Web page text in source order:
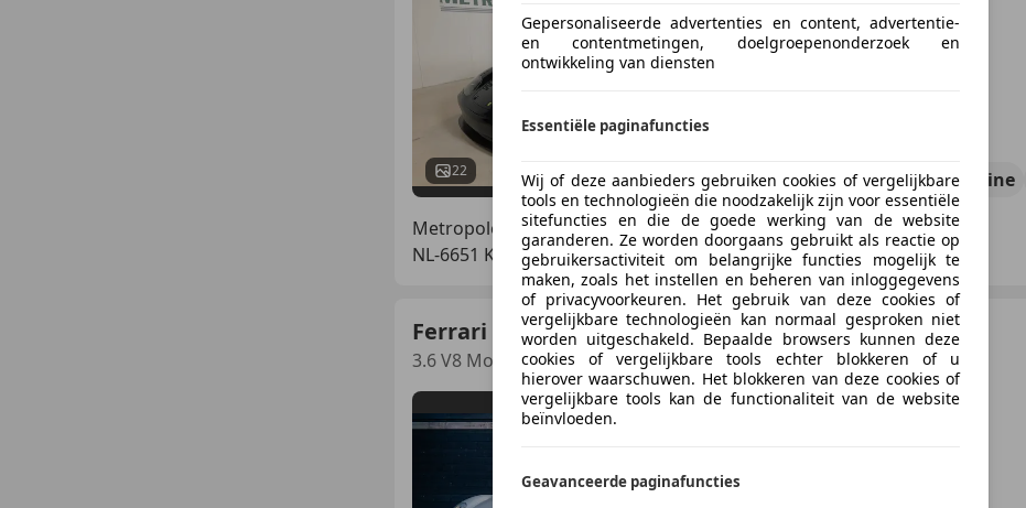
22 01/2002 5.000 km Benzine
Metropole
NL-6651 KV DRUTEN
Ferrari 360
3.6 V8 Modena - Kroymans Geleverd - Manual - Uniek
€ 134.950
Gepersonaliseerde advertenties en content, advertentie-
en contentmetingen, doelgroepenonderzoek en
ontwikkeling van diensten
Essentiële paginafuncties
Wij of deze aanbieders gebruiken cookies of vergelijkbare
tools en technologieën die noodzakelijk zijn voor essentiële
sitefuncties en die de goede werking van de website
garanderen. Ze worden doorgaans gebruikt als reactie op
gebruikersactiviteit om belangrijke functies mogelijk te
maken, zoals het instellen en beheren van inloggegevens
of privacyvoorkeuren. Het gebruik van deze cookies of
vergelijkbare technologieën kan normaal gesproken niet
worden uitgeschakeld. Bepaalde browsers kunnen deze
cookies of vergelijkbare tools echter blokkeren of u
hierover waarschuwen. Het blokkeren van deze cookies of
vergelijkbare tools kan de functionaliteit van de website
beïnvloeden.
Geavanceerde paginafuncties